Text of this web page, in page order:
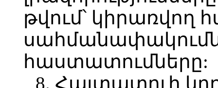
թվում՝ կիրառվող
հաստատումները:
8. Հայտատուի